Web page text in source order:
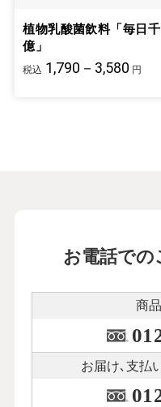
植物乳酸菌飲料「毎日千
億」
税込 1,790－3,580 円
お電話での
商
お届け､支払